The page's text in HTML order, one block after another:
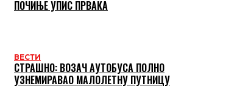
ПОЧИЊЕ УПИС ПРВАКА
ВЕСТИ
СТРАШНО: ВОЗАЧ АУТОБУСА ПОЛНО
УЗНЕМИРАВАО МАЛОЛЕТНУ ПУТНИЦУ